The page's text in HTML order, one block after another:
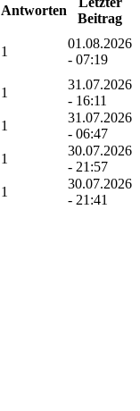
Antworten
Beitrag
1
01.08.2026
- 07:19
1
31.07.2026
- 16:11
1
31.07.2026
- 06:47
1
30.07.2026
- 21:57
1
30.07.2026
- 21:41